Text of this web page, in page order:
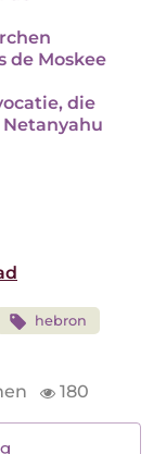
de Moskee
die
hebron
180